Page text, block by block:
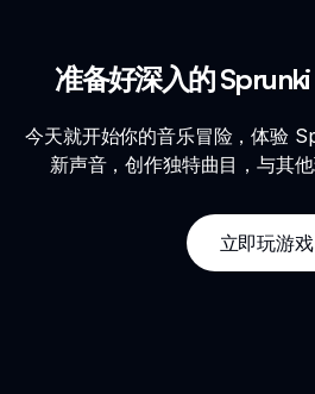
准备好深入的 Sprunki
今天就开始你的音乐冒险，体验
新声音，创作独特曲目，与其他
立即玩游戏